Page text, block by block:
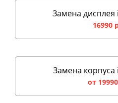
Замена дисплея
16990
Замена корпуса
от